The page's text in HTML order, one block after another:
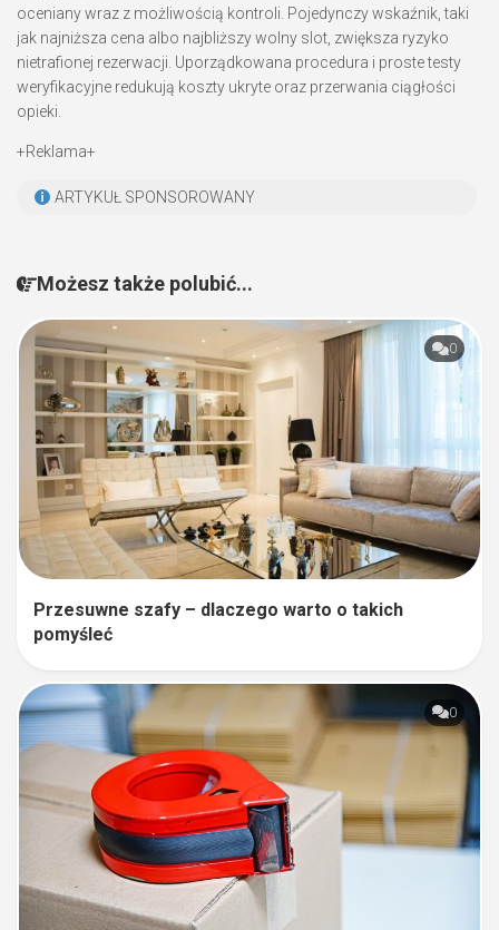
oceniany wraz z możliwością kontroli. Pojedynczy wskaźnik, taki
jak najniższa cena albo najbliższy wolny slot, zwiększa ryzyko
nietrafionej rezerwacji. Uporządkowana procedura i proste testy
weryfikacyjne redukują koszty ukryte oraz przerwania ciągłości
opieki.
+Reklama+
ARTYKUŁ SPONSOROWANY
Możesz także polubić...
0
Przesuwne szafy – dlaczego warto o takich
pomyśleć
0